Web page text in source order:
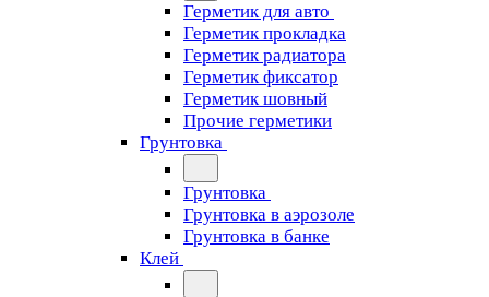
Герметик для авто
Герметик прокладка
Герметик радиатора
Герметик фиксатор
Герметик шовный
Прочие герметики
Грунтовка
Грунтовка
Грунтовка в аэрозоле
Грунтовка в банке
Клей